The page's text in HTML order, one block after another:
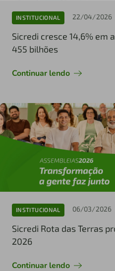
INSTITUCIONAL 22/04/2026
Sicredi cresce 14,6% em
455 bilhões
Continuar lendo
INSTITUCIONAL 06/03/2026
Sicredi Rota das Terras
2026
Continuar lendo